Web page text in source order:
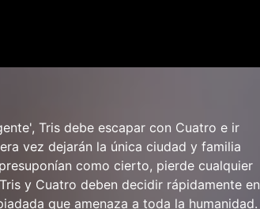
Tris debe escapar con Cuatro e ir
vez dejarán la única ciudad y familia
como cierto, pierde cualquier
y Cuatro deben decidir rápidamente en
que amenaza a toda la humanidad.